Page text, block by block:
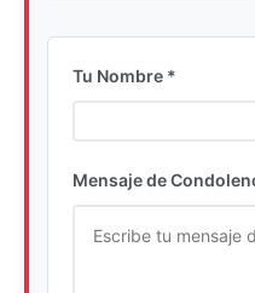
Tu Nombre *
Mensaje de